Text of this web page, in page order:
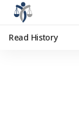
Read History